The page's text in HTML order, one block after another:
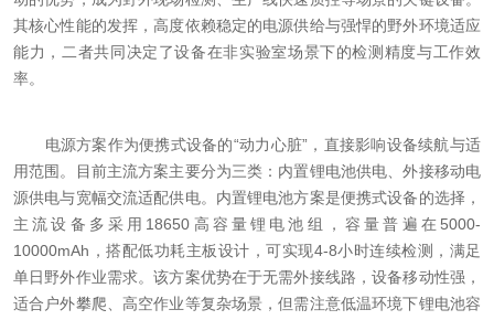
其核心性能的发挥，高度依赖稳定的电源供给与强悍的野外环境适应
能力，二者共同决定了设备在非实验室场景下的检测精度与工作效
率。
电源方案作为便携式设备的“动力心脏”，直接影响设备续航与适
用范围。目前主流方案主要分为三类：内置锂电池供电、外接移动电
源供电与宽幅交流适配供电。内置锂电池方案是便携式设备的选择，
主流设备多采用18650高容量锂电池组，容量普遍在5000-
10000mAh，搭配低功耗主板设计，可实现4-8小时连续检测，满足
单日野外作业需求。该方案优势在于无需外接线路，设备移动性强，
适合户外攀爬、高空作业等复杂场景，但需注意低温环境下锂电池容